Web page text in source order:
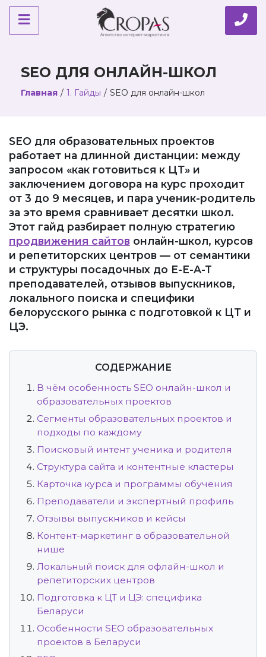
SEO ДЛЯ ОНЛАЙН-ШКОЛ
Главная / 1. Гайды / SEO для онлайн-школ
SEO для образовательных проектов
работает на длинной дистанции: между
запросом «как готовиться к ЦТ» и
заключением договора на курс проходит
от 3 до 9 месяцев, и пара ученик-родитель
за это время сравнивает десятки школ.
Этот гайд разбирает полную стратегию
продвижения сайтов онлайн-школ, курсов
и репетиторских центров — от семантики
и структуры посадочных до E-E-A-T
преподавателей, отзывов выпускников,
локального поиска и специфики
белорусского рынка с подготовкой к ЦТ и
ЦЭ.
СОДЕРЖАНИЕ
В чём особенность SEO онлайн-школ и
образовательных проектов
Сегменты образовательных проектов и
подходы по каждому
Поисковый интент ученика и родителя
Структура сайта и контентные кластеры
Карточка курса и программы обучения
Преподаватели и экспертный профиль
Отзывы выпускников и кейсы
Контент-маркетинг в образовательной
нише
Локальный поиск для офлайн-школ и
репетиторских центров
Подготовка к ЦТ и ЦЭ: специфика
Беларуси
Особенности SEO образовательных
проектов в Беларуси